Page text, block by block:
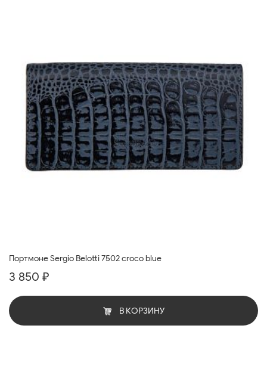
Портмоне Sergio Belotti 7502 croco blue
3 850 ₽
В КОРЗИНУ